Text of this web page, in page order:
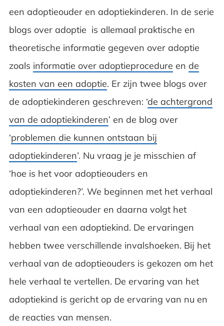
een adoptieouder en adoptiekinderen. In de serie
blogs over adoptie is allemaal praktische en
theoretische informatie gegeven over adoptie
zoals informatie over adoptieprocedure en de
kosten van een adoptie. Er zijn twee blogs over
de adoptiekinderen geschreven: ‘de achtergrond
van de adoptiekinderen’ en de blog over
‘problemen die kunnen ontstaan bij
adoptiekinderen’. Nu vraag je je misschien af
‘hoe is het voor adoptieouders en
adoptiekinderen?’. We beginnen met het verhaal
van een adoptieouder en daarna volgt het
verhaal van een adoptiekind. De ervaringen
hebben twee verschillende invalshoeken. Bij het
verhaal van de adoptieouders is gekozen om het
hele verhaal te vertellen. De ervaring van het
adoptiekind is gericht op de ervaring van nu en
de reacties van mensen.